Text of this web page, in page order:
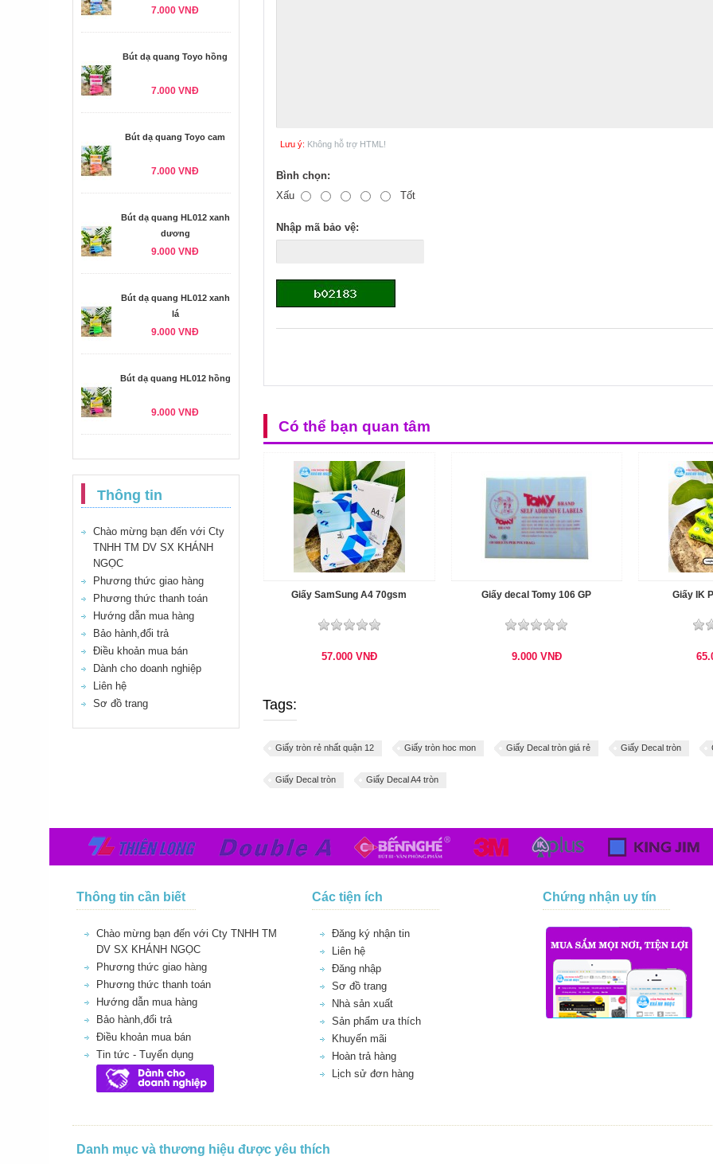
7.000 VNĐ
Bút dạ quang Toyo hồng
7.000 VNĐ
Bút dạ quang Toyo cam
7.000 VNĐ
Bút dạ quang HL012 xanh
dương
9.000 VNĐ
Bút dạ quang HL012 xanh
lá
9.000 VNĐ
Bút dạ quang HL012 hồng
9.000 VNĐ
Thông tin
Chào mừng bạn đến với Cty
TNHH TM DV SX KHÁNH
NGỌC
Phương thức giao hàng
Phương thức thanh toán
Hướng dẫn mua hàng
Bảo hành,đổi trả
Điều khoản mua bán
Dành cho doanh nghiệp
Liên hệ
Sơ đồ trang
Lưu ý: Không hỗ trợ HTML!
Bình chọn:
Xấu
Tốt
Nhập mã bảo vệ:
Có thể bạn quan tâm
Giấy SamSung A4 70gsm
57.000 VNĐ
Giấy decal Tomy 106 GP
9.000 VNĐ
Giấy IK
Tags:
Giấy tròn rẻ nhất quận 12 Giấy tròn hoc mon Giấy Decal tròn giá rẻ Giấy Decal tròn
Giấy Decal tròn Giấy Decal A4 tròn
Thông tin cần biết
Chào mừng bạn đến với Cty TNHH TM
DV SX KHÁNH NGỌC
Phương thức giao hàng
Phương thức thanh toán
Hướng dẫn mua hàng
Bảo hành,đổi trả
Điều khoản mua bán
Tin tức - Tuyển dụng
Các tiện ích
Đăng ký nhận tin
Liên hệ
Đăng nhập
Sơ đồ trang
Nhà sản xuất
Sản phẩm ưa thích
Khuyến mãi
Hoàn trả hàng
Lịch sử đơn hàng
Chứng nhận uy tín
Danh mục và thương hiệu được yêu thích